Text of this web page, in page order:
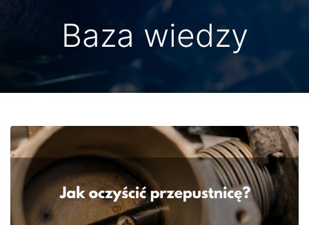
Baza wiedzy